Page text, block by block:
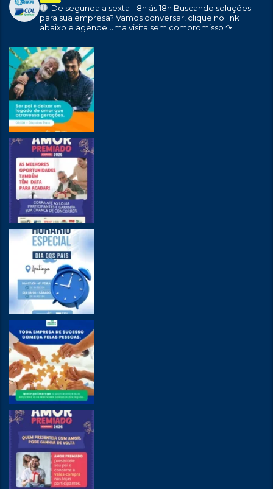
De segunda a sexta - 8h às 18h Buscando soluções
para sua empresa? Vamos conversar, clique no link
abaixo e agende uma visita sem compromisso ↷